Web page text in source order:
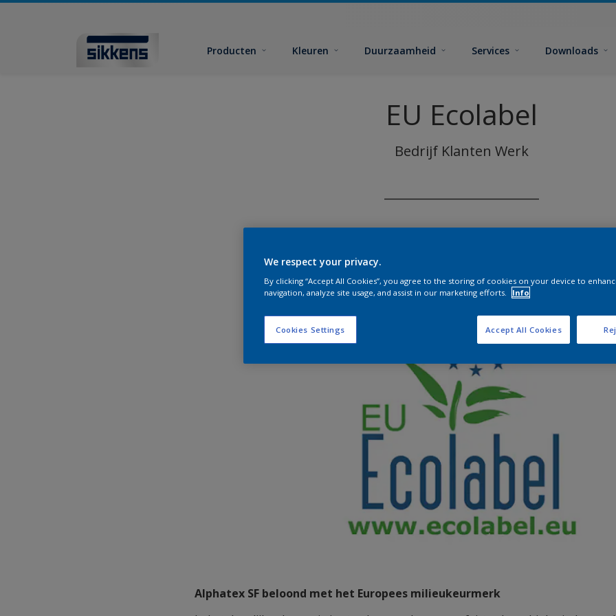
Producten Kleuren Duurzaamheid Services Downloads
EU Ecolabel
Bedrijf Klanten Werk
Alphatex SF beloond met het Europees milieukeurmerk
We respect your privacy.
By clicking “Accept All Cookies”, you agree to the storing of cookies on your device to
navigation, analyze site usage, and assist in our marketing efforts.
Info
Cookies Settings Accept All Cookies